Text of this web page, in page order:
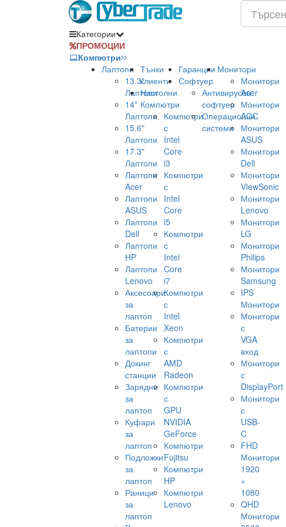
Категории
ПРОМОЦИИ
Компютри
Лаптопи
13.3"
Лаптопи
14"
Лаптопи
15.6"
Лаптопи
17.3"
Лаптопи
Лаптопи
Acer
Лаптопи
ASUS
Лаптопи
Dell
Лаптопи
HP
Лаптопи
Lenovo
Аксесоари
за
лаптоп
Батерии
за
лаптопи
Докинг
станции
Зарядни
за
лаптоп
Куфари
за
лаптоп
Подложки
за
лаптоп
Раници
за
лаптоп
Тънки
клиенти
Настолни
Компютри
Компютри
с
Intel
Core
i3
Компютри
с
Intel
Core
i5
Компютри
с
Intel
Core
i7
Компютри
с
Intel
Xeon
Компютри
с
AMD
Radeon
Компютри
с
GPU
NVIDIA
GeForce
Компютри
Fujitsu
Компютри
HP
Компютри
Lenovo
Гаранции
Софтуер
Антивирусен
софтуер
Операционни
системи
Монитори
Монитори
Acer
Монитори
AOC
Монитори
ASUS
Монитори
Dell
Монитори
ViewSonic
Монитори
Lenovo
Монитори
LG
Монитори
Philips
Монитори
Samsung
IPS
Монитори
Монитори
с
VGA
вход
Монитори
с
DisplayPort
Монитори
с
USB-
C
FHD
Монитори
1920
×
1080
QHD
Монитори